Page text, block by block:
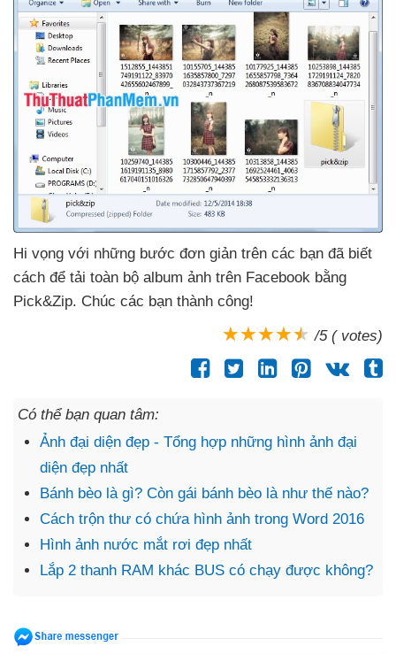
Hi vọng với những bước đơn giản trên các bạn đã biết
cách để tải toàn bộ album ảnh trên Facebook bằng
Pick&Zip. Chúc các bạn thành công!
/5 ( votes)
Có thể bạn quan tâm:
Ảnh đại diện đẹp - Tổng hợp những hình ảnh đại
diện đẹp nhất
Bánh bèo là gì? Còn gái bánh bèo là như thế nào?
Cách trộn thư có chứa hình ảnh trong Word 2016
Hình ảnh nước mắt rơi đẹp nhất
Lắp 2 thanh RAM khác BUS có chạy được không?